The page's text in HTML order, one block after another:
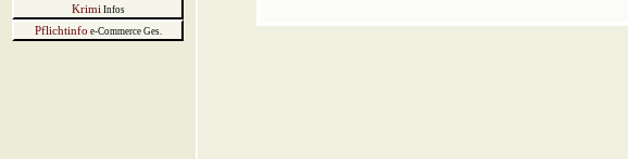
KrimiInfos
Pflichtinfo e-Commerce Ges.